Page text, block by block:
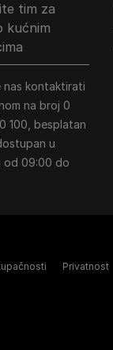
tim za
kućnim
nas kontaktirati
na broj 0
100, besplatan
u
od 09:00 do
Privatnost